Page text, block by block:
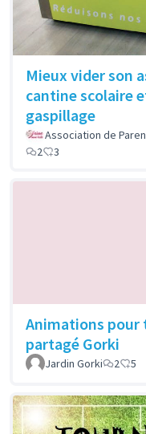
Mieux vider son
cantine scolaire
gaspillage
Association de
2
3
Animations pour
partagé Gorki
Jardin Gorki 2 5